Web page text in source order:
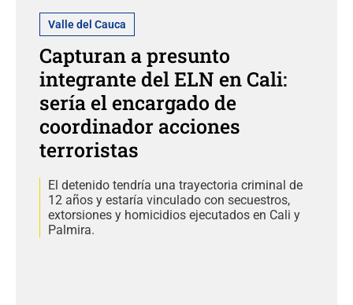
Valle del Cauca
Capturan a presunto
integrante del ELN en Cali:
sería el encargado de
coordinador acciones
terroristas
El detenido tendría una trayectoria criminal de
12 años y estaría vinculado con secuestros,
extorsiones y homicidios ejecutados en Cali y
Palmira.